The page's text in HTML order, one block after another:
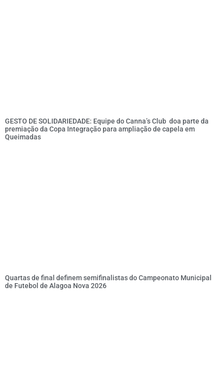
GESTO DE SOLIDARIEDADE: Equipe do Canna’s Club doa parte da
premiação da Copa Integração para ampliação de capela em
Queimadas
Quartas de final definem semifinalistas do Campeonato Municipal
de Futebol de Alagoa Nova 2026